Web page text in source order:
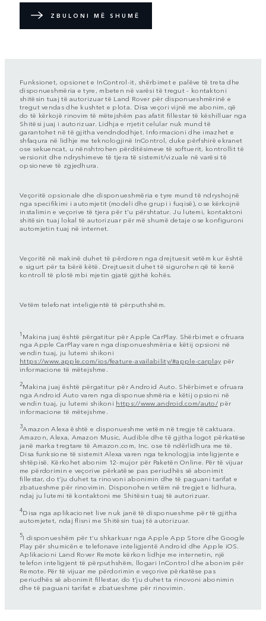
ZBULONI MË SHUMË
Funksionet, opsionet e InControl-it, shërbimet e palëve të treta dhe
disponueshmëria e tyre, mbeten në varësi të tregut - kontaktoni
shitësin tuaj të autorizuar të Land Rover për disponueshmërinë e
tregut vendas dhe kushtet e plota. Disa veçori vijnë me abonim, që
do të kërkojë rinovim të mëtejshëm pas afatit fillestar të këshilluar nga
Shitësi juaj i autorizuar. Lidhja e rrjetit celular nuk mund të
garantohet në të gjitha vendndodhjet. Informacioni dhe imazhet e
shfaqura në lidhje me teknologjinë InControl, duke përfshirë ekranet
ose sekuencat, u nënshtrohen përditësimeve të softuerit, kontrollit të
versionit dhe ndryshimeve të tjera të sistemit/vizuale në varësi të
opsioneve të zgjedhura.
Veçoritë opsionale dhe disponueshmëria e tyre mund të ndryshojnë
nga specifikimi i automjetit (modeli dhe grupi i fuqisë), ose kërkojnë
instalimin e veçorive të tjera për t'u përshtatur. Ju lutemi, kontaktoni
shitësin tuaj lokal të autorizuar për më shumë detaje ose konfiguroni
automjetin tuaj në internet.
Veçoritë në makinë duhet të përdoren nga drejtuesit vetëm kur është
e sigurt për ta bërë këtë. Drejtuesit duhet të sigurohen që të kenë
kontroll të plotë mbi mjetin gjatë gjithë kohës.
Vetëm telefonat inteligjentë të përputhshëm.
1 Makina juaj është përgatitur për Apple CarPlay. Shërbimet e ofruara
nga Apple CarPlay varen nga disponueshmëria e këtij opsioni në
vendin tuaj, ju lutemi shikoni
https://www.apple.com/ios/feature-availability/#apple-carplay për
informacione të mëtejshme.
2Makina juaj është përgatitur për Android Auto. Shërbimet e ofruara
nga Android Auto varen nga disponueshmëria e këtij opsioni në
vendin tuaj, ju lutemi shikoni https://www.android.com/auto/ për
informacione të mëtejshme.
3Amazon Alexa është e disponueshme vetëm në tregje të caktuara.
Amazon, Alexa, Amazon Music, Audible dhe të gjitha logot përkatëse
janë marka tregtare të Amazon.com, Inc. ose të ndërlidhura me të.
Disa funksione të sistemit Alexa varen nga teknologjia inteligjente e
shtëpisë. Kërkohet abonim 12-mujor për Paketën Online. Për të vijuar
me përdorimin e veçorive përkatëse pas periudhës së abonimit
fillestar, do t’ju duhet ta rinovoni abonimin dhe të paguani tarifat e
zbatueshme për rinovimin. Disponohen vetëm në tregjet e lidhura,
ndaj ju lutemi të kontaktoni me Shitësin tuaj të autorizuar.
4Disa nga aplikacionet live nuk janë të disponueshme për të gjitha
automjetet, ndaj flisni me Shitësin tuaj të autorizuar.
5I disponueshëm për t’u shkarkuar nga Apple App Store dhe Google
Play për shumicën e telefonave inteligjentë Android dhe Apple iOS.
Aplikacioni Land Rover Remote kërkon lidhje me internetin, një
telefon inteligjent të përputhshëm, llogari InControl dhe abonim për
Remote. Për të vijuar me përdorimin e veçorive përkatëse pas
periudhës së abonimit fillestar, do t’ju duhet ta rinovoni abonimin
dhe të paguani tarifat e zbatueshme për rinovimin.